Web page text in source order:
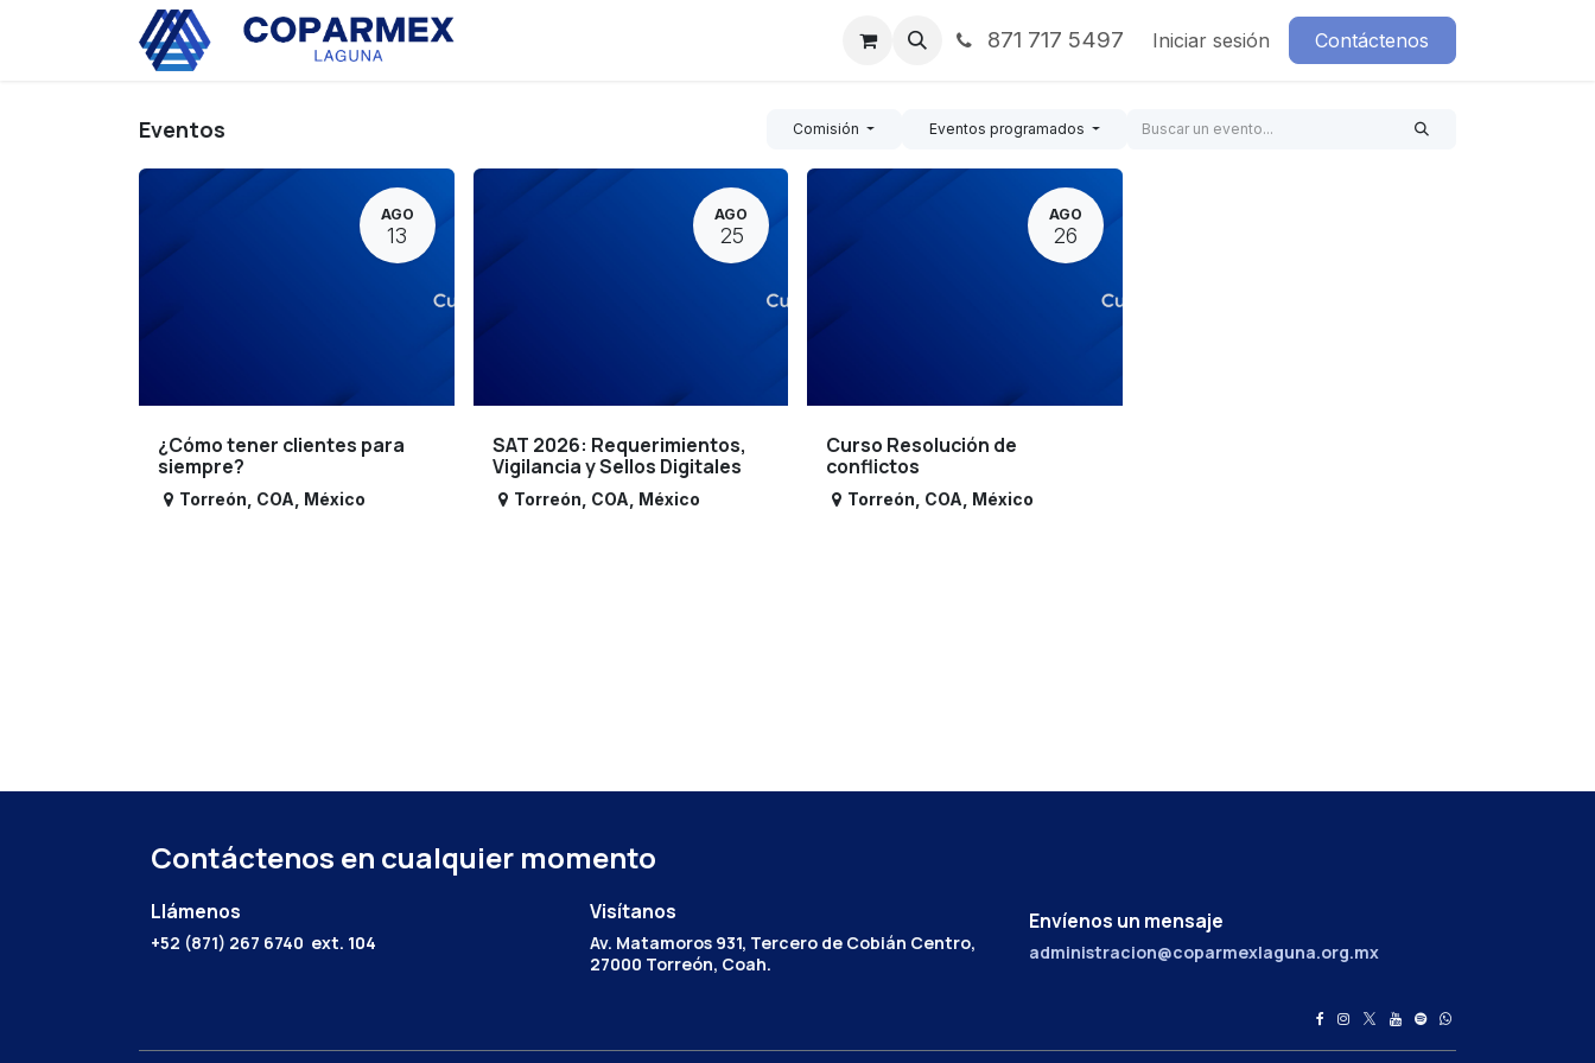
Noticias Contáctenos871 717 5497 Iniciar sesión Contáctenos
Eventos Comisión Eventos programados
AGO
13
¿Cómo tener clientes para
siempre?
Torreón COA México
AGO
25
SAT 2026: Requerimientos,
Vigilancia y Sellos Digitales
Torreón COA México
AGO
26
Curso Resolución de
conflictos
Torreón COA México
Contáctenos en cualquier momento
Llámenos
+52 (871) 267 6740 ext. 104
Envíenos un mensaje
administracion@coparmexlaguna.org.mx
Visítanos
Av. Matamoros 931, Tercero de Cobián Centro,
27000 Torreón, Coah.